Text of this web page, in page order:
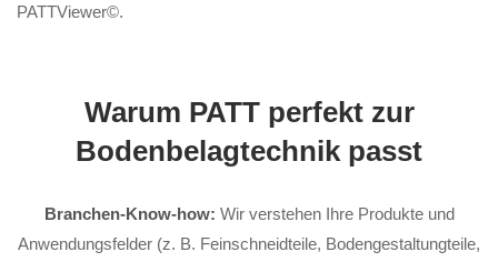
PATTViewer©.
Warum PATT perfekt zur
Bodenbelagtechnik passt
Branchen-Know-how: Wir verstehen Ihre Produkte und
Anwendungsfelder (z. B. Feinschneidteile, Bodengestaltungteile,